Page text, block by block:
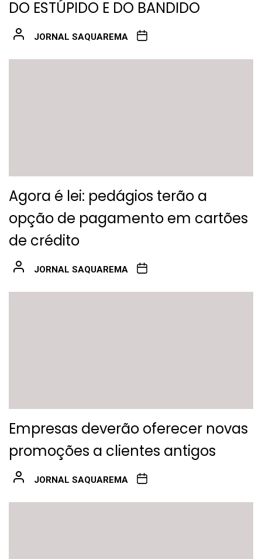
DO ESTÚPIDO E DO BANDIDO
JORNAL SAQUAREMA
Agora é lei: pedágios terão a
opção de pagamento em cartões
de crédito
JORNAL SAQUAREMA
Empresas deverão oferecer novas
promoções a clientes antigos
JORNAL SAQUAREMA